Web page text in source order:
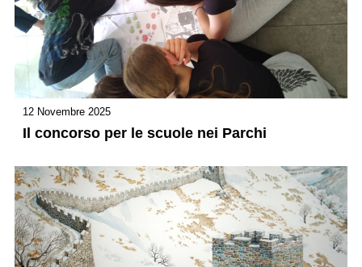
12 Novembre 2025
Il concorso per le scuole nei Parchi